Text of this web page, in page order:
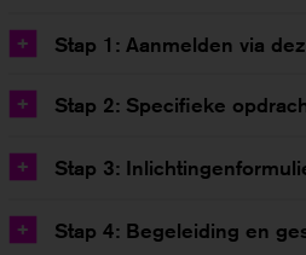
+ Stap 1: Aanmelden via
+ Stap 2: Specifieke
+ Stap 3:
+ Stap 4: Begeleiding en